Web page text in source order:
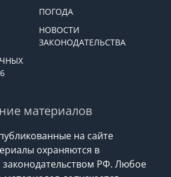
ПОГОДА
НОВОСТИ
ЗАКОНОДАТЕЛЬСТВА
материалов
на сайте
охраняются в
законодательством РФ. Любое